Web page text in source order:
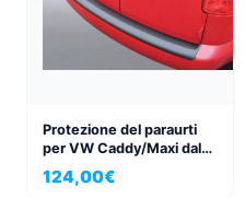
Protezione del paraurti
per VW Caddy/Maxi dal
2004-2015 con paraurti
verniciato
124,00€